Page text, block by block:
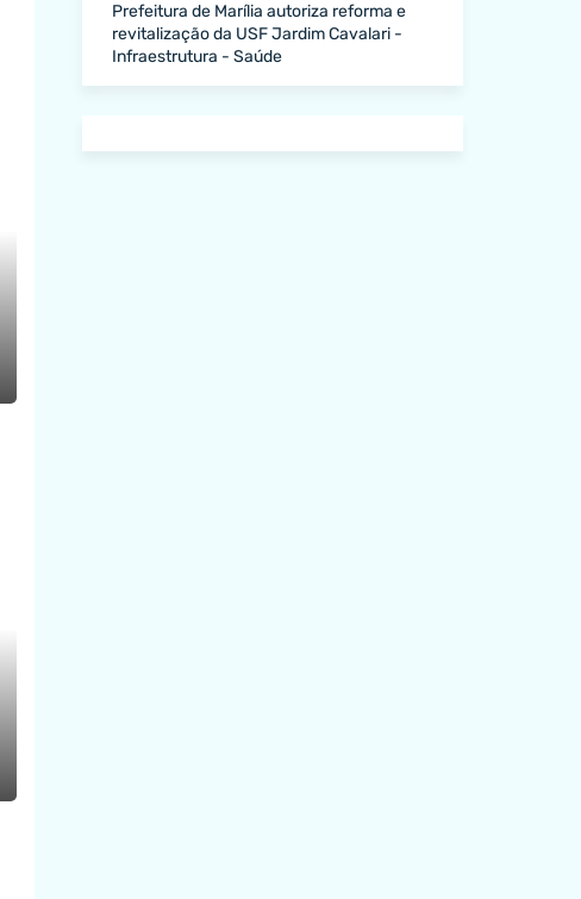
Prefeitura de Marília autoriza reforma e
revitalização da USF Jardim Cavalari -
Infraestrutura - Saúde